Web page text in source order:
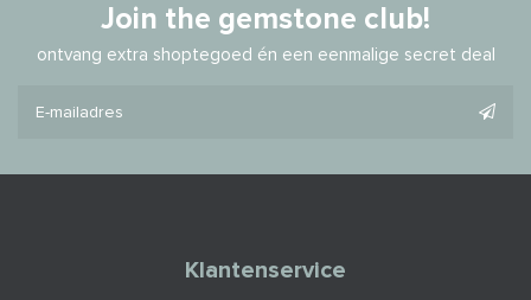
Join the gemstone club!
ontvang extra shoptegoed én een eenmalige secret deal
Klantenservice